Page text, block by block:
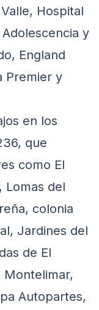
Hospital
y
England
Premier y
en los
que
como El
Lomas del
colonia
Jardines del
de El
Montelimar,
Autopartes,